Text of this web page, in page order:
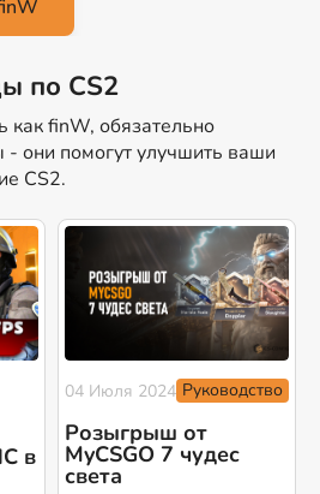
по CS2
как finW, обязательно
- они помогут улучшить ваши
CS2.
в
04 Июля 2024 Руководство
Розыгрыш от
MyCSGO 7 чудес
света